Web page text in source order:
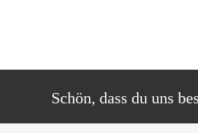
Schön, dass du uns